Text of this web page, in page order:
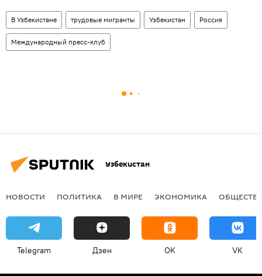
В Узбекистане трудовые мигранты Узбекистан Россия
Международный пресс-клуб
Узбекистан
НОВОСТИ ПОЛИТИКА В МИРЕ ЭКОНОМИКА
Telegram Дзен OK VK